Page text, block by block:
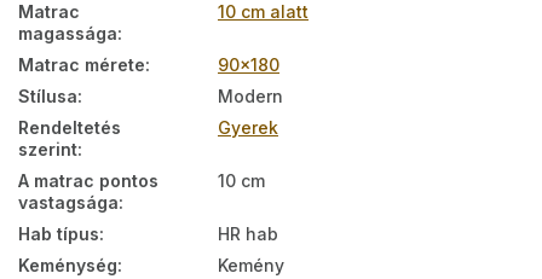
Matrac
magassága:
10 cm alatt
Matrac mérete:
90x180
Stílusa:
Modern
Rendeltetés
szerint:
Gyerek
A matrac pontos
vastagsága:
10 cm
Hab típus:
HR hab
Keménység:
Kemény